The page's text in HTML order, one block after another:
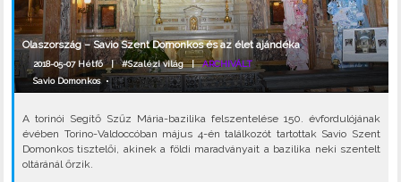
Olaszország – Savio Szent Domonkos és az élet ajándéka
2018-05-07 Hétfő |#Szalézi világ|ARCHIVÁLT
Savio Domonkos•
A torinói Segítő Szűz Mária-bazilika felszentelése 150. évfordulójának
évében Torino-Valdoccóban május 4-én találkozót tartottak Savio Szent
Domonkos tisztelői, akinek a földi maradványait a bazilika neki szentelt
oltáránál őrzik.